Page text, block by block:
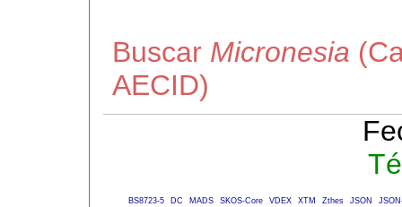
Buscar Micronesia
AECID)
BS8723-5 DC MADS SKOS-Core VDEX XTM Zthes JSON